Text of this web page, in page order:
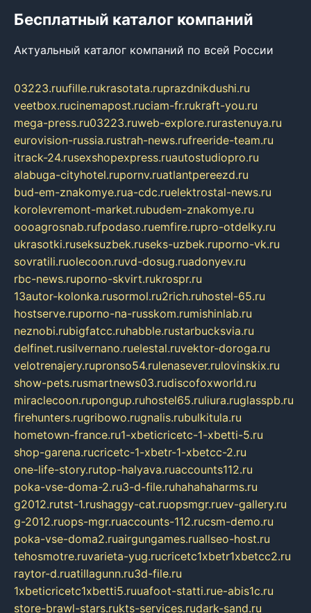
Бесплатный каталог компаний
Актуальный каталог компаний по всей России
03223.ruufille.rukrasotata.ruprazdnikdushi.ru
veetbox.rucinemapost.ruciam-fr.rukraft-you.ru
mega-press.ru03223.ruweb-explore.rurastenuya.ru
eurovision-russia.rustrah-news.rufreeride-team.ru
itrack-24.rusexshopexpress.ruautostudiopro.ru
alabuga-cityhotel.rupornv.ruatlantpereezd.ru
bud-em-znakomye.rua-cdc.ruelektrostal-news.ru
korolevremont-market.rubudem-znakomye.ru
oooagrosnab.rufpodaso.ruemfire.rupro-otdelky.ru
ukrasotki.ruseksuzbek.ruseks-uzbek.ruporno-vk.ru
sovratili.ruolecoon.ruvd-dosug.ruadonyev.ru
rbc-news.ruporno-skvirt.rukrospr.ru
13autor-kolonka.rusormol.ru2rich.ruhostel-65.ru
hostserve.ruporno-na-russkom.rumishinlab.ru
neznobi.rubigfatcc.ruhabble.rustarbucksvia.ru
delfinet.rusilvernano.ruelestal.ruvektor-doroga.ru
velotrenajery.rupronso54.rulenasever.rulovinskix.ru
show-pets.rusmartnews03.rudiscofoxworld.ru
miraclecoon.rupongup.ruhostel65.ruliura.ruglasspb.ru
firehunters.rugribowo.rugnalis.rubulkitula.ru
hometown-france.ru1-xbeticricetc-1-xbetti-5.ru
shop-garena.rucricetc-1-xbetr-1-xbetcc-2.ru
one-life-story.rutop-halyava.ruaccounts112.ru
poka-vse-doma-2.ru3-d-file.ruhahahaharms.ru
g2012.rutst-1.rushaggy-cat.ruopsmgr.ruev-gallery.ru
g-2012.ruops-mgr.ruaccounts-112.rucsm-demo.ru
poka-vse-doma2.ruairgungames.ruallseo-host.ru
tehosmotre.ruvarieta-yug.rucricetc1xbetr1xbetcc2.ru
raytor-d.ruatillagunn.ru3d-file.ru
1xbeticricetc1xbetti5.ruuafoot-statti.rue-abis1c.ru
store-brawl-stars.rukts-services.rudark-sand.ru